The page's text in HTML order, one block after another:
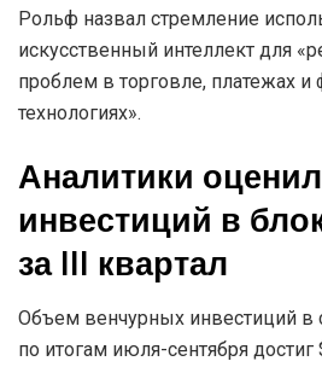
Рольф назвал стремление
искусственный интеллект для
проблем в торговле, платежах
технологиях».
Аналитики
инвестиций в
за III квартал
Объем венчурных инвестиций в
по итогам июля-сентября достиг